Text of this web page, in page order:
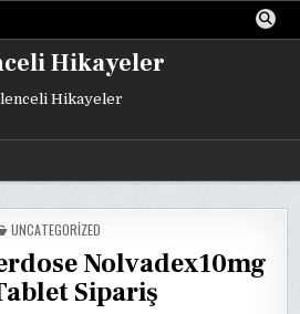
Hikayeler
Hikayeler
POSTED
IN
UNCATEGORIZED
Nolvadex10mg
Sipariş